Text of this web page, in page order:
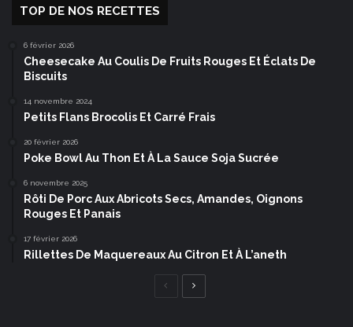
TOP DE NOS RECETTES
6 février 2026
Cheesecake Au Coulis De Fruits Rouges Et Éclats De
Biscuits
14 novembre 2024
Petits Flans Brocolis Et Carré Frais
20 février 2026
Poke Bowl Au Thon Et À La Sauce Soja Sucrée
6 novembre 2025
Rôti De Porc Aux Abricots Secs, Amandes, Oignons
Rouges Et Panais
17 février 2026
Rillettes De Maquereaux Au Citron Et À L’aneth
Page